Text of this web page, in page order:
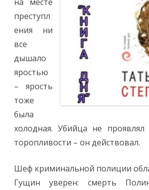
преступл
ения ни
все
дышало
яростью
– ярость
тоже
была
холодная. Убийца не
торопливости – он действовал.
Шеф криминальной полиции
Гущин уверен: смерть